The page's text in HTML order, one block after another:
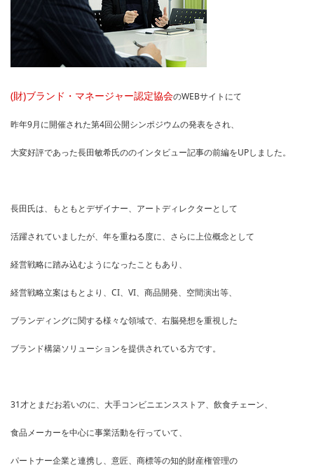
(財)ブランド・マネージャー認定協会のWEBサイトにて
昨年9月に開催された第4回公開シンポジウムの発表をされ、
大変好評であった長田敏希氏ののインタビュー記事の前編をUPしました。
長田氏は、もともとデザイナー、アートディレクターとして
活躍されていましたが、年を重ねる度に、さらに上位概念として
経営戦略に踏み込むようになったこともあり、
経営戦略立案はもとより、CI、VI、商品開発、空間演出等、
ブランディングに関する様々な領域で、右脳発想を重視した
ブランド構築ソリューションを提供されている方です。
31才とまだお若いのに、大手コンビニエンスストア、飲食チェーン、
食品メーカーを中心に事業活動を行っていて、
パートナー企業と連携し、意匠、商標等の知的財産権管理の